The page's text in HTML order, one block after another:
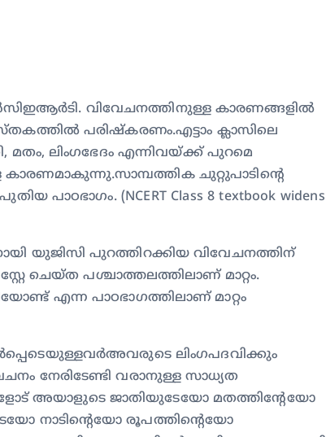
വിവേചനത്തിനുള്ള കാരണങ്ങളില്‍
പരിഷ്‌കരണം.എട്ടാം ക്ലാസിലെ
ലിംഗഭേദം എന്നിവയ്ക്ക് പുറമെ
ചുറ്റുപാടിന്റെ
പാഠഭാഗം. (NCERT Class 8 textbook widens
യുജിസി പുറത്തിറക്കിയ വിവേചനത്തിന്
ചെയ്ത പശ്ചാത്തലത്തിലാണ് മാറ്റം.
എന്ന പാഠഭാഗത്തിലാണ് മാറ്റം
ലിംഗപദവിക്കും
നേരിടേണ്ടി വരാനുള്ള സാധ്യത
അയാളുടെ ജാതിയുടേയോ മതത്തിന്റേയോ
നാടിന്റെയോ രൂപത്തിന്റെയോ